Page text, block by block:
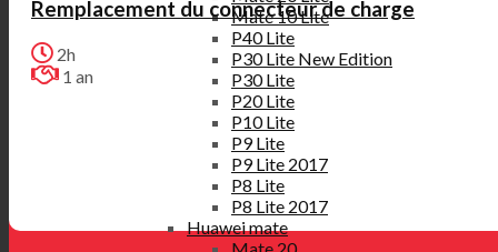
Mate 10 Lite
P40 Lite
P30 Lite New Edition
P30 Lite
P20 Lite
P10 Lite
P9 Lite
P9 Lite 2017
P8 Lite
P8 Lite 2017
Huawei mate
Remplacement du connecteur de charge
2h
1 an